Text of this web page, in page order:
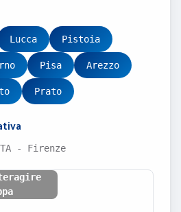
Lucca Pistoia
Pisa Arezzo
Prato
- Firenze